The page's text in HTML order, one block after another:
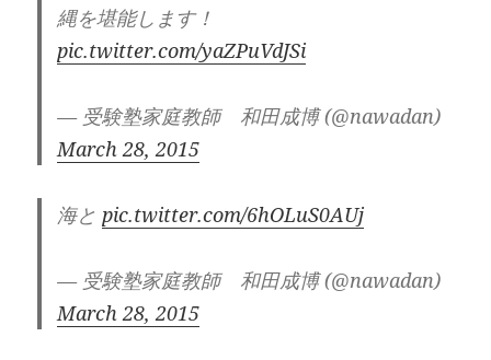
縄を堪能します！
pic.twitter.com/yaZPuVdJSi
— 受験塾家庭教師 和田成博 (@nawadan)
March 28, 2015
海とpic.twitter.com/6hOLuS0AUj
— 受験塾家庭教師 和田成博 (@nawadan)
March 28, 2015